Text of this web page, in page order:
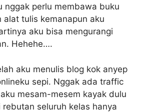
nggak perlu membawa buku
alat tulis kemanapun aku
aku bisa mengurangi
Hehehe….
aku menulis blog kok anyep
sepi. Nggak ada traffic
mesam-mesem kayak dulu
seluruh kelas hanya